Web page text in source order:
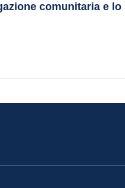
comunitaria e